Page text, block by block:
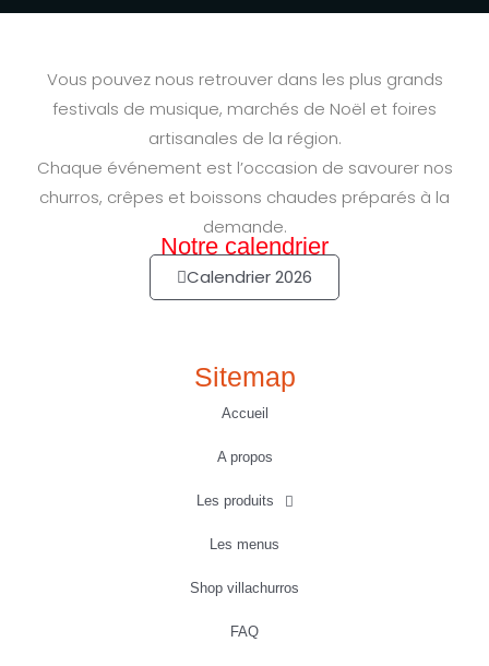
Vous pouvez nous retrouver dans les plus grands
festivals de musique, marchés de Noël et foires
artisanales de la région.
Chaque événement est l’occasion de savourer nos
churros, crêpes et boissons chaudes préparés à la
demande.
Notre calendrier
Calendrier 2026
Sitemap
Accueil
A propos
Les produits
Les menus
Shop villachurros
FAQ